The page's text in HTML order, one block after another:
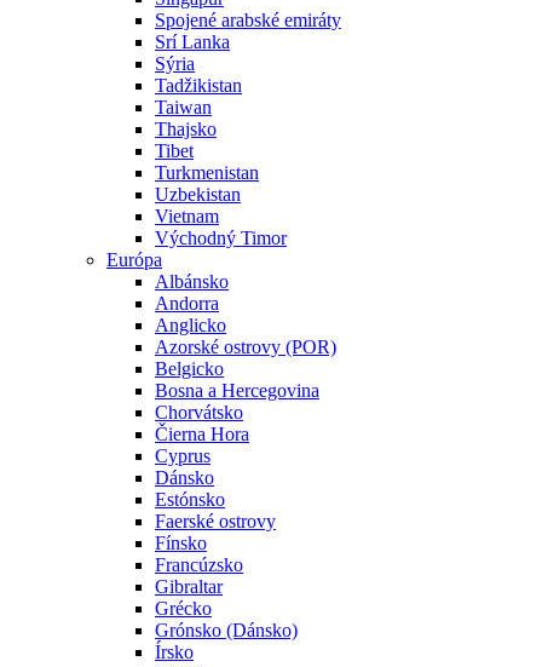
Spojené arabské emiráty
Srí Lanka
Sýria
Tadžikistan
Taiwan
Thajsko
Tibet
Turkmenistan
Uzbekistan
Vietnam
Východný Timor
Európa
Albánsko
Andorra
Anglicko
Azorské ostrovy (POR)
Belgicko
Bosna a Hercegovina
Chorvátsko
Čierna Hora
Cyprus
Dánsko
Estónsko
Faerské ostrovy
Fínsko
Francúzsko
Gibraltar
Grécko
Grónsko (Dánsko)
Írsko